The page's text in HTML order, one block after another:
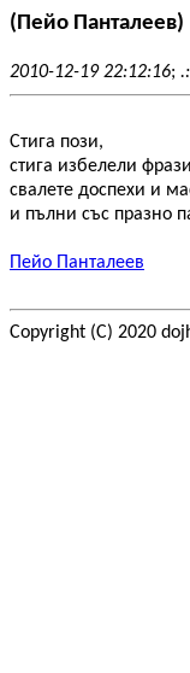
(Пейо Панталеев)
2010-12-19 22:12:16;
Стига пози,
стига избелели
свалете доспехи и
и пълни със празно
Пейо Панталеев
Copyright (C) 2020